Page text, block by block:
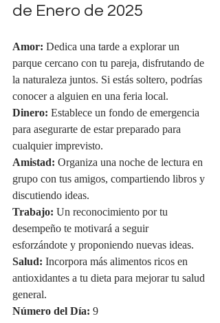
de Enero de 2025
Amor: Dedica una tarde a explorar un
parque cercano con tu pareja, disfrutando de
la naturaleza juntos. Si estás soltero, podrías
conocer a alguien en una feria local.
Dinero: Establece un fondo de emergencia
para asegurarte de estar preparado para
cualquier imprevisto.
Amistad: Organiza una noche de lectura en
grupo con tus amigos, compartiendo libros y
discutiendo ideas.
Trabajo: Un reconocimiento por tu
desempeño te motivará a seguir
esforzándote y proponiendo nuevas ideas.
Salud: Incorpora más alimentos ricos en
antioxidantes a tu dieta para mejorar tu salud
general.
Número del Día: 9